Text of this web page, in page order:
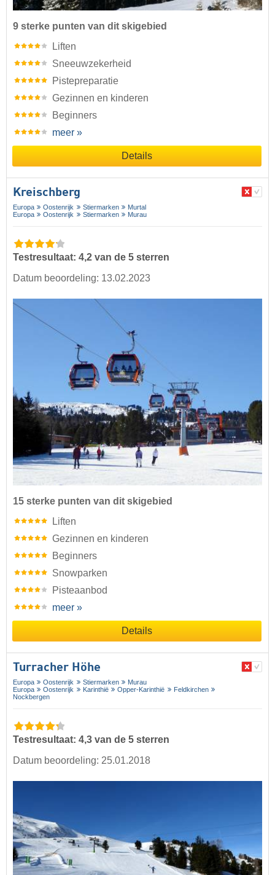
9 sterke punten van dit skigebied
Liften
Sneeuwzekerheid
Pistepreparatie
Gezinnen en kinderen
Beginners
meer »
Details
Kreischberg
Europa Oostenrijk Stiermarken
Murtal
Europa
Oostenrijk Stiermarken Murau
Testresultaat: 4,2 van de 5 sterren
Datum beoordeling: 13.02.2023
15 sterke punten van dit skigebied
Liften
Gezinnen en kinderen
Beginners
Snowparken
Pisteaanbod
meer »
Details
Turracher Höhe
Europa Oostenrijk Stiermarken
Murau
Europa
Oostenrijk Karinthië Opper-Karinthië
Feldkirchen
Nockbergen
Testresultaat: 4,3 van de 5 sterren
Datum beoordeling: 25.01.2018